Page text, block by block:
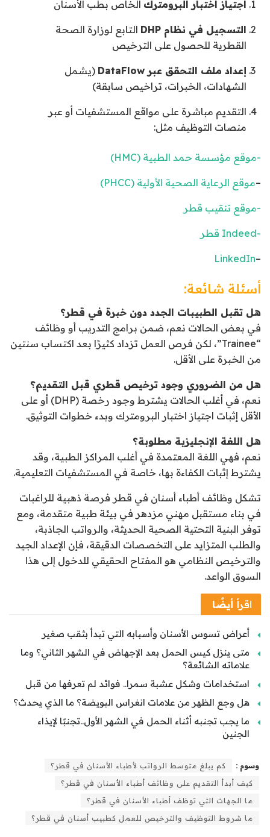
اجتياز اختبار البرومترك الخاص بطب الأسنان
التسجيل في نظام DHP
التابع لوزارة الصحة
القطرية للحصول على الترخيص
إعداد ملف التحقق عبر DataFlow
(يشمل
الشهادات، الخبرات، تراخيص سابقة)
التقديم مباشرة على مواقع المستشفيات أو عبر
منصات التوظيف مثل:
-موقع مؤسسة حمد الطبية (HMC)
–موقع الرعاية الصحية الأولية (PHCC)
-موقع تنقيب قطر
-Indeed قطر
–
LinkedIn
أسئلة شائعة:
هل تقبل الطبيبات الجدد دون خبرة في قطر؟
في بعض الحالات نعم، ضمن برامج التدريب أو وظائف
“Trainee”، لكن فرص العمل تزداد كثيرًا بعد اكتساب سنتين
من الخبرة على الأقل.
هل من الضروري وجود ترخيص قطري قبل التقديم؟
نعم، في أغلب الحالات يشترط وجود رخصة (DHP) أو على
الأقل إثبات اجتياز اختبار البرومترك وبدء خطوات التوثيق.
هل اللغة الإنجليزية مطلوبة؟
نعم، فهي اللغة المعتمدة في أغلب المراكز الطبية، وقد
يشترط إثبات الكفاءة بها، خاصة في المستشفيات التعليمية.
تشكل وظائف أطباء أسنان في قطر فرصة ذهبية للراغبات
في بناء مستقبل مهني مزدهر في بيئة طبية متقدمة، ومع
توفر البنية التحتية الصحية الحديثة، والرواتب الجاذبة،
والطلب المتزايد على التخصصات الدقيقة، فإن الإعداد الجيد
والترخيص النظامي هو المفتاح الحقيقي للدخول إلى هذا
السوق الواعد.
اقرأ أيضًا
أعراض تسوس الأسنان وأسبابه التي تبدأ بثقب صغير
متى ينزل كيس الحمل بعد الإجهاض في الشهر الثاني؟ وما
علاماته الشائعة؟
استخدامات وشكل عشبة سمرا.. فوائد لم تعرفها من قبل
هل وجع الظهر من علامات انغراس البويضة؟ ما الذي يحدث؟
ما يجب تجنبه أثناء الحمل في الشهر الأول..تجنبًا لإيذاء
الجنين
وسوم :
كم يبلغ متوسط الرواتب لأطباء الأسنان في قطر؟
كيف أبدأ التقديم على وظائف أطباء الأسنان في قطر؟
ما الجهات التي توظف أطباء الأسنان في قطر؟
ما شروط التوظيف والترخيص للعمل كطبيب أسنان في قطر؟